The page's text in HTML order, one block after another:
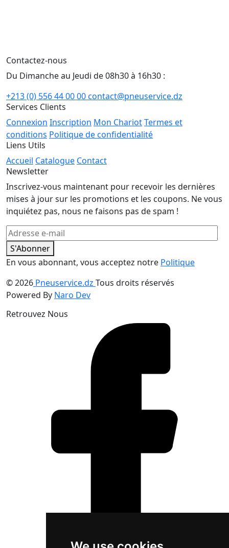
Contactez-nous
Du Dimanche au Jeudi de 08h30 à 16h30 :
+213 (0) 556 44 00 00contact@pneuservice.dz
Services Clients
Connexion Inscription Mon ChariotTermes et
conditions Politique de confidentialité
Liens Utils
Accueil Catalogue Contact
Newsletter
Inscrivez-vous maintenant pour recevoir les dernières
mises à jour sur les promotions et les coupons. Ne vous
inquiétez pas, nous ne faisons pas de spam !
S'Abonner
En vous abonnant, vous acceptez notre Politique
© 2026 Pneuservice.dz Tous droits réservés
Powered By Naro Dev
Retrouvez Nous